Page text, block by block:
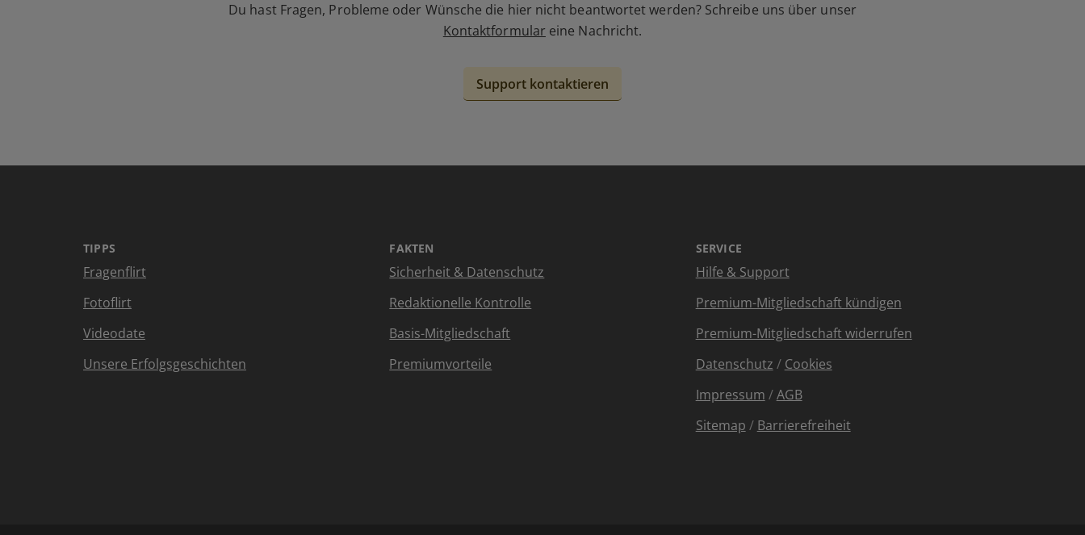
Du hast Fragen, Probleme oder Wünsche die hier nicht beantwortet werden? Schreibe uns über unser
Kontaktformular eine Nachricht.
Support kontaktieren
TIPPS
Fragenflirt
Fotoflirt
Videodate
Unsere Erfolgsgeschichten
FAKTEN
Sicherheit & Datenschutz
Redaktionelle Kontrolle
Basis-Mitgliedschaft
Premiumvorteile
SERVICE
Hilfe & Support
Premium-Mitgliedschaft kündigen
Premium-Mitgliedschaft widerrufen
Datenschutz / Cookies
Impressum /AGB
Sitemap / Barrierefreiheit